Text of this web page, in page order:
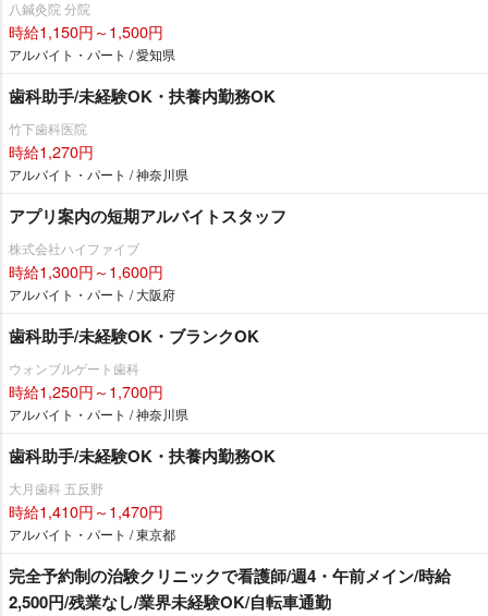
八鍼灸院 分院
時給1,150円～1,500円
アルバイト・パート / 愛知県
歯科助手/未経験OK・扶養内勤務OK
竹下歯科医院
時給1,270円
アルバイト・パート / 神奈川県
アプリ案内の短期アルバイトスタッフ
株式会社ハイファイブ
時給1,300円～1,600円
アルバイト・パート / 大阪府
歯科助手/未経験OK・ブランクOK
ウォンブルゲート歯科
時給1,250円～1,700円
アルバイト・パート / 神奈川県
歯科助手/未経験OK・扶養内勤務OK
大月歯科 五反野
時給1,410円～1,470円
アルバイト・パート / 東京都
完全予約制の治験クリニックで看護師/週4・午前メイン/時給
2,500円/残業なし/業界未経験OK/自転車通勤